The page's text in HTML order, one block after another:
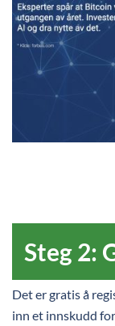
Steg 2:
Det er gratis å
inn et innskudd